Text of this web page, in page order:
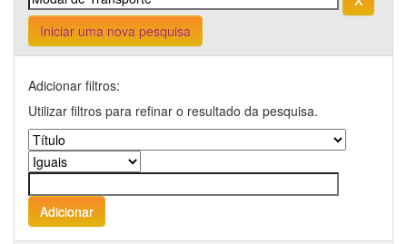
Iniciar uma nova pesquisa
Adicionar filtros:
Utilizar filtros para refinar o resultado da pesquisa.